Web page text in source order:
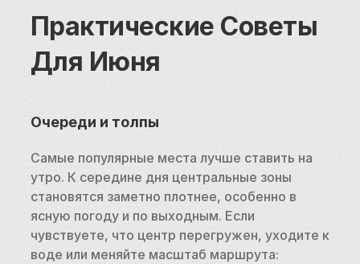
Практические Советы
Для Июня
Очереди и толпы
Самые популярные места лучше ставить на
утро. К середине дня центральные зоны
становятся заметно плотнее, особенно в
ясную погоду и по выходным. Если
чувствуете, что центр перегружен, уходите к
воде или меняйте масштаб маршрута: